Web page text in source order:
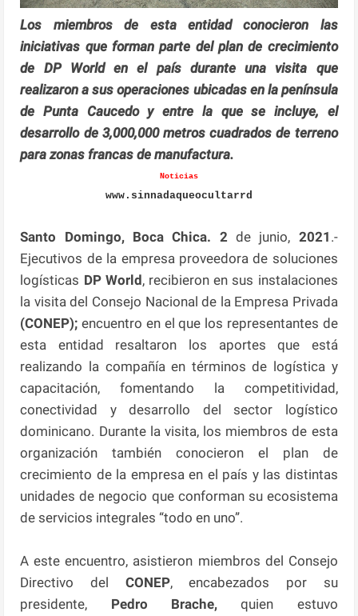
Los miembros de esta entidad conocieron las
iniciativas que forman parte del plan de crecimiento
de DP World en el país durante una visita que
realizaron a sus operaciones ubicadas en la península
de Punta Caucedo y entre la que se incluye, el
desarrollo de 3,000,000 metros cuadrados de terreno
para zonas francas de manufactura.
Noticias
www.sinnadaqueocultarrd
Santo Domingo, Boca Chica. 2 de junio, 2021 .-
Ejecutivos de la empresa proveedora de soluciones
logísticas DP World, recibieron en sus instalaciones
la visita del Consejo Nacional de la Empresa Privada
(CONEP); encuentro en el que los representantes de
esta entidad resaltaron los aportes que está
realizando la compañía en términos de logística y
capacitación, fomentando la competitividad,
conectividad y desarrollo del sector logístico
dominicano. Durante la visita, los miembros de esta
organización también conocieron el plan de
crecimiento de la empresa en el país y las distintas
unidades de negocio que conforman su ecosistema
de servicios integrales “todo en uno”.
A este encuentro, asistieron miembros del Consejo
Directivo del CONEP, encabezados por su
presidente, Pedro Brache, quien estuvo